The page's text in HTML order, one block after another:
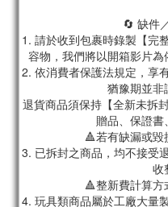
🔄 缺件
1. 請於收到包裹時錄製【完
容物，我們將以開箱影片為
2. 依消費者保護法規定，享
猶豫期並非
退貨商品須保持【全新未拆
贈品、保證書
🔺若有缺漏或
3. 已拆封之商品，均不接受
收
🔺整新費計算
4. 玩具類商品屬於工廠大量